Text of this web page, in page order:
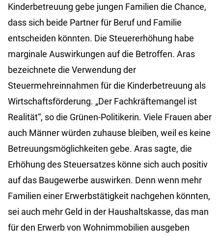
Kinderbetreuung gebe jungen Familien die Chance,
dass sich beide Partner für Beruf und Familie
entscheiden könnten. Die Steuererhöhung habe
marginale Auswirkungen auf die Betroffen. Aras
bezeichnete die Verwendung der
Steuermehreinnahmen für die Kinderbetreuung als
Wirtschaftsförderung. „Der Fachkräftemangel ist
Realität“, so die Grünen-Politikerin. Viele Frauen aber
auch Männer würden zuhause bleiben, weil es keine
Betreuungsmöglichkeiten gebe. Aras sagte, die
Erhöhung des Steuersatzes könne sich auch positiv
auf das Baugewerbe auswirken. Denn wenn mehr
Familien einer Erwerbstätigkeit nachgehen könnten,
sei auch mehr Geld in der Haushaltskasse, das man
für den Erwerb von Wohnimmobilien ausgeben